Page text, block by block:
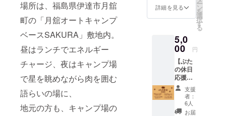
場所は、福島県伊達市月舘
町の「月舘オートキャンプ
ベースSAKURA」敷地内。
昼はランチでエネルギー
チャージ、夜はキャンプ場
で星を眺めながら肉を囲む
語らいの場に、
地元の方も、キャンプ場の
人口も減少
する一方の
そんな月舘
町で昨年
キャンプ場
をオープン
させ、近隣
→ クラ
ファン
限定価
【3,000
円】！
（750円
お
得！）
「寝る
場所だ
け確保
して、
あと
詳細を見る ー
ン
を
選
択
す
る
5,0
00 円
【ぶた
の休日
応援パ
ネル
ボード
掲載
権】
支援
者：
6人
お届